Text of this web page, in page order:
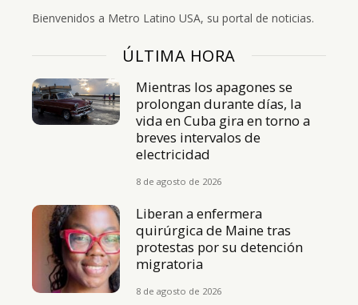
Bienvenidos a Metro Latino USA, su portal de noticias.
ÚLTIMA HORA
Mientras los apagones se
prolongan durante días, la
vida en Cuba gira en torno a
breves intervalos de
electricidad
8 de agosto de 2026
Liberan a enfermera
quirúrgica de Maine tras
protestas por su detención
migratoria
8 de agosto de 2026